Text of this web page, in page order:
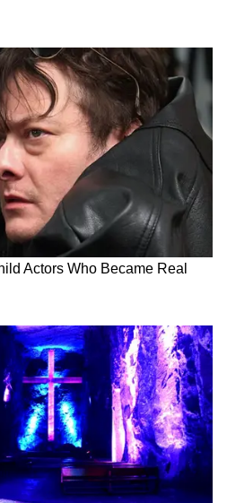
সরকারের এই
৫০০ টাকা, কিভাবে
জানুন বিস্তারিত
রোজ পাবেন ৫০০
জন্য লোন?
খুব শীঘ্রই এই প্রকল্প
রাজ্যের হাজার হাজার
ঐতিহ্যবাহী পেশার সঙ্গে
হতে পারেন।